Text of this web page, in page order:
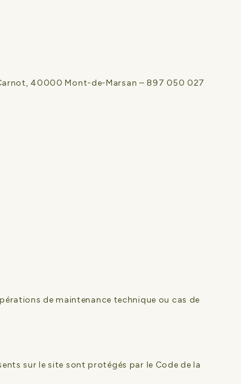
Carnot, 40000 Mont-de-Marsan – 897 050 027
de maintenance technique ou cas de
sur le site sont protégés par le Code de la